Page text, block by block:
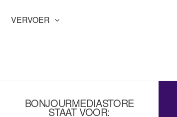
VERVOER
BONJOURMEDIASTORE
STAAT VOOR: